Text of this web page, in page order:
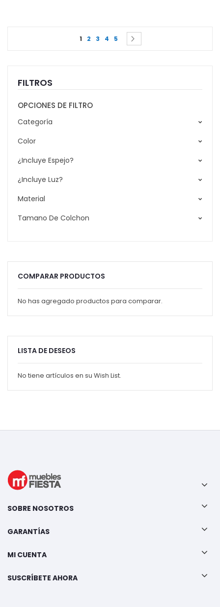
Page
You're currently reading page
1 Page
2 Page
3 Page
4 Page
5 Page
FILTROS
OPCIONES DE FILTRO
Categoría
Color
¿Incluye Espejo?
¿Incluye Luz?
Material
Tamano De Colchon
COMPARAR PRODUCTOS
No has agregado productos para comparar.
LISTA DE DESEOS
No tiene artículos en su Wish List.
SOBRE NOSOTROS
GARANTÍAS
MI CUENTA
SUSCRÍBETE AHORA